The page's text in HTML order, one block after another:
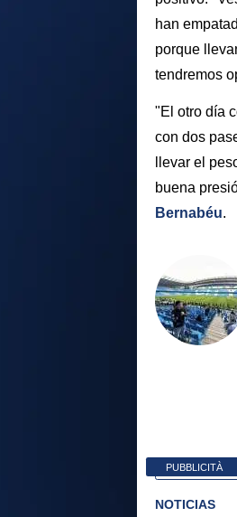
han
porque
tendremos
"El otro día
con dos
llevar el
buena
Bernabéu.
PUBBLICITÀ
NOTICIAS